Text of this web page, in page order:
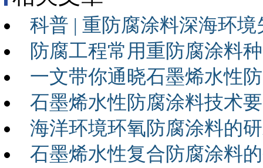
科普 | 重防腐涂料深海环
防腐工程常用重防腐涂料
一文带你通晓石墨烯水性
石墨烯水性防腐涂料技术
海洋环境环氧防腐涂料的
石墨烯水性复合防腐涂料